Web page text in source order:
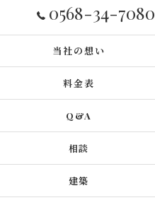
0568-34-7080
当社の想い
料金表
Q&A
相談
建築